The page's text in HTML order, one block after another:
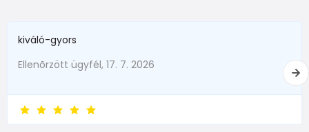
kiváló-gyors
Ellenõrzött ügyfél, 17. 7. 2026